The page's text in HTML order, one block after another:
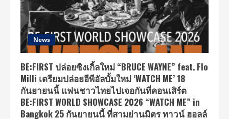
News
BE:FIRST ปล่อยซิงเกิ้ลใหม่ “BRUCE WAYNE” feat. Flo
Milli เตรียมปล่อยอีพีอัลบั้มใหม่ ‘WATCH ME’ 18
กันยายนนี้ แฟนชาวไทยไปเจอกันที่คอนเสิร์ต
BE:FIRST WORLD SHOWCASE 2026 “WATCH ME” in
Bangkok 25 กันยายนนี้ ที่สามย่านมิตร ทาวน์ ฮอลล์